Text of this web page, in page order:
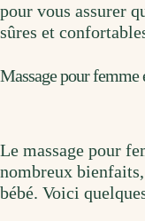
pour vous assurer
sûres et
Massage pour femme
Le massage pour
nombreux
bébé. Voici